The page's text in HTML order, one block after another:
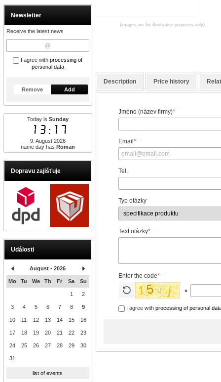
Newsletter
Receive the latest news
I agree withprocessing of
personal data
Remove Add
Today is Sunday
13:17
9. August 2026
name day has Roman
Dopravu zajišťuje
Události
August - 2026
Mo Tu We Th Fr Sa Su
1 2
3 4 5 6 7 8 9
10 11 12 13 14 15 16
17 18 19 20 21 22 23
24 25 26 27 28 29 30
31
list of events
(images are for illustrative purposes only)
Description Price history
Jméno (název firmy)*
Email*
Tel.
Typ otázky
Text otázky*
Enter the code*
»
I agree withprocessing of personal